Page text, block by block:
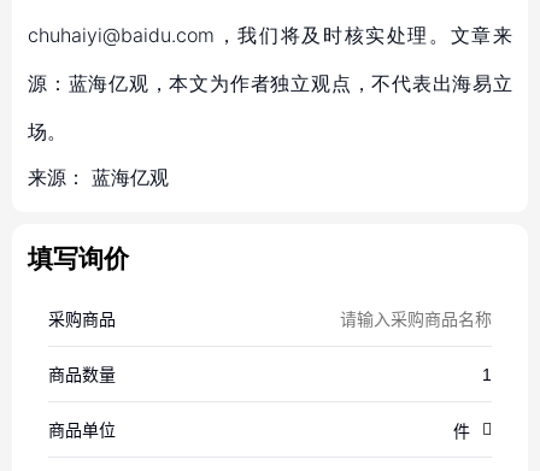
chuhaiyi@baidu.com，我们将及时核实处理。文章来
源：蓝海亿观，本文为作者独立观点，不代表出海易立
场。
来源： 蓝海亿观
填写询价